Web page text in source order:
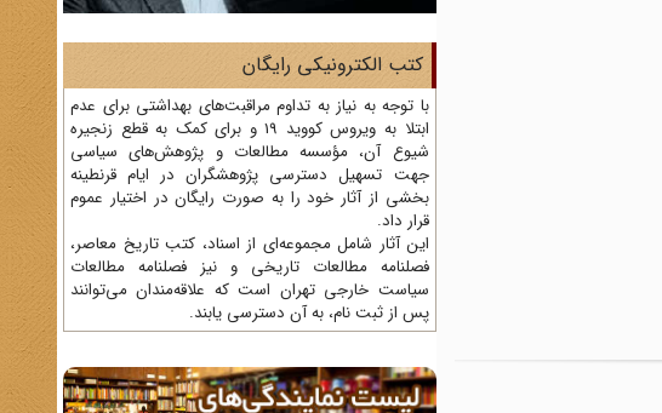
کتب الکترونیکی رایگان
با توجه به نیاز به تداوم مراقبت‌های بهداشتی برای عدم
ابتلا به ویروس کووید 19 و برای کمک به قطع زنجیره
شیوع آن، مؤسسه مطالعات و پژوهش‌های سیاسی
جهت تسهیل دسترسی پژوهشگران در ایام قرنطینه
بخشی از آثار خود را به صورت رایگان در اختیار عموم
قرار داد.
این آثار شامل مجموعه‌ای از اسناد، کتب تاریخ معاصر،
فصلنامه‌ مطالعات تاریخی و نیز فصلنامه مطالعات
سیاست خارجی تهران است که علاقه‌مندان می‌توانند
پس از ثبت نام، به آن دسترسی یابند.